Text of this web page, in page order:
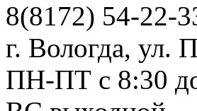
8(8172) 54-22-
г. Вологда, ул.
ПН-ПТ c 8:30